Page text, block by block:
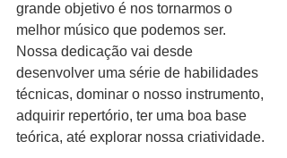
grande objetivo é nos tornarmos o
melhor músico que podemos ser.
Nossa dedicação vai desde
desenvolver uma série de habilidades
técnicas, dominar o nosso instrumento,
adquirir repertório, ter uma boa base
teórica, até explorar nossa criatividade.